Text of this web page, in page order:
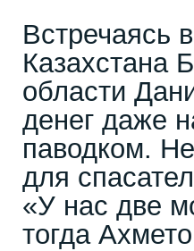
Встречаясь
Казахстана
области
денег даже
паводком.
для
«У нас две
тогда